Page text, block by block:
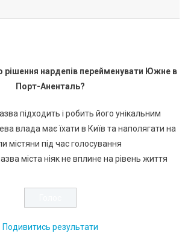
рішення нардепів перейменувати Южне в
Порт-Аненталь?
підходить і робить його унікальним
влада має їхати в Київ та наполягати на
містяни під час голосування
міста ніяк не вплине на рівень життя
Подивитись результати